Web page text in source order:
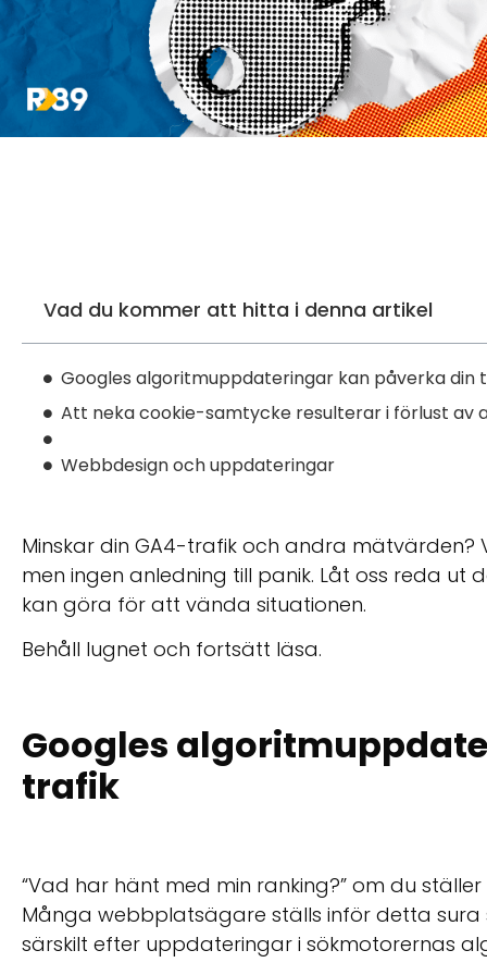
Vad du kommer att hitta i denna artikel
Googles algoritmuppdateringar kan påverka din
Att neka cookie-samtycke resulterar i förlust av
Webbdesign och uppdateringar
Minskar din GA4-trafik och andra
men ingen anledning till panik. Låt oss reda
kan göra för att vända situationen.
Behåll lugnet och fortsätt läsa.
Googles
trafik
“Vad har hänt med min ranking?” om du
Många webbplatsägare ställs inför detta
särskilt efter uppdateringar i sökmotorernas